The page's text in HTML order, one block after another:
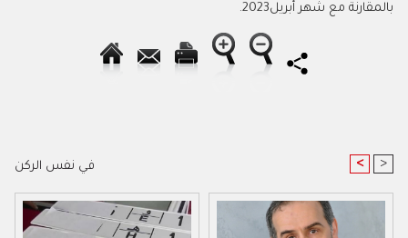
بالمقارنة مع شهر أبريل2023.
في نفس الركن < >